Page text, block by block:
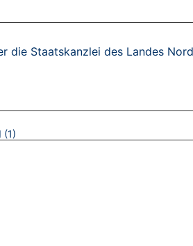
die Staatskanzlei des Landes
ODER ZULETZT
1